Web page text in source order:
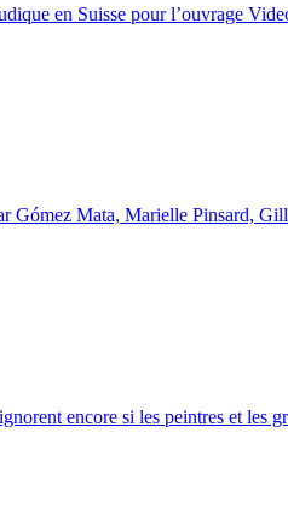
en Suisse pour l’ouvrage
Gómez Mata, Marielle Pinsard,
encore si les peintres et les